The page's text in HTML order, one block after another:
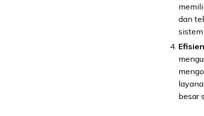
dan
besar